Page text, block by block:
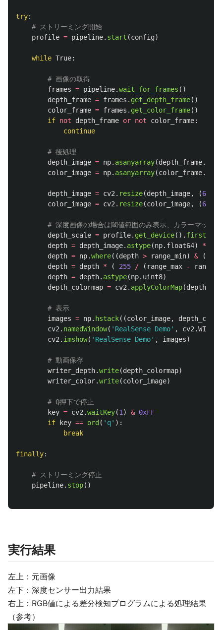
try:
profile = pipeline. start (config)
while True:
frames = pipeline.wait_for_frames ()
depth_frame = frames . get_depth_frame()
color_frame = frames . get_color_frame()
if not depth_frame or not color_frame:
continue
depth_image = np. asanyarray(depth_frame.
color_image = np. asanyarray(color_frame.
depth_image = cv2 . resize(depth_image, (640
color_image = cv2 . resize(color_image, (640
depth_scale = profile. get_device().
depth = depth_image. astype(np. float64) *
depth = np.where((depth > range_min) & (
depth = depth * ( 255 / ( range_max -
depth = depth. astype(np. uint8)
depth_colormap = cv2 . applyColorMap(depth
images = np. hstack((color_image,
cv2 . namedWindow( ' RealSense Demo' , cv2 .
cv2 . imshow( ' RealSense Demo' , images)
writer_depth.write(depth_colormap)
writer_color.write(color_image)
key = cv2 .waitKey(1 ) & 0xFF
if
key == ord ( ' q' ):
break
finally:
pipeline. stop()
実行結果
左上：元画像
左下：深度センサー出力結果
右上：RGB値による差分検知プログラムによる処理結果
（参考）